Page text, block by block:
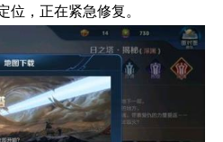
位，正在紧急修复。